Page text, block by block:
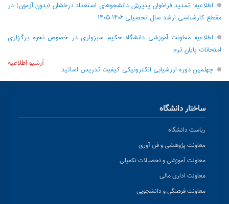
اطلاعیه: تمدید فراخوان پذیرش دانشجو‌های استعداد درخشان (بدون آزمون) در
مقطع کارشناسی ارشد سال تحصیلی ۱۴۰۶-۱۴۰۵
اطلاعیه معاونت آموزشی دانشگاه حکیم سبزواری در خصوص نحوه برگزاری
امتحانات پایان ترم
چهلمین دوره ارزشیابی الکترونیکی کیفیت تدریس اساتید
آرشیو اطلاعیه
ساختار دانشگاه
ریاست دانشگاه
معاونت پژوهشی و فن آوری
معاونت آموزشی و تحصیلات تکمیلی
معاونت اداری مالی
معاونت فرهنگی و دانشجویی